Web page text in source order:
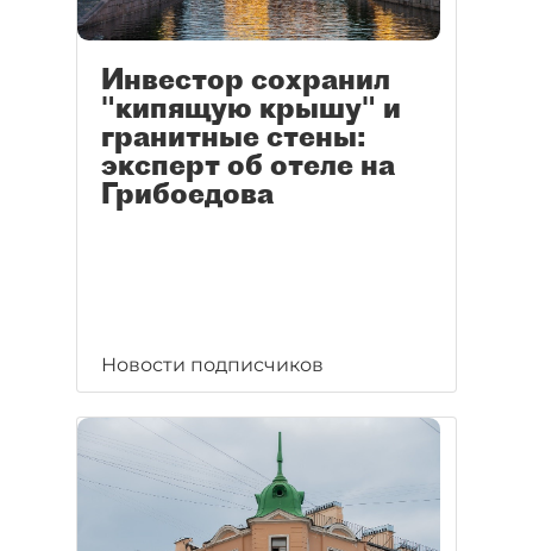
Инвестор сохранил
"кипящую крышу" и
гранитные стены:
эксперт об отеле на
Грибоедова
Новости подписчиков